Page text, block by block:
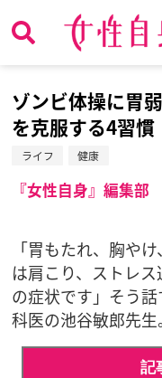
ゾンビ体操に胃
を克服する4習慣
ライフ 健康
『女性自身』編集部
「胃もたれ、胸や
は肩こり、ストレ
の症状です」そう
科医の池谷敏郎先
記